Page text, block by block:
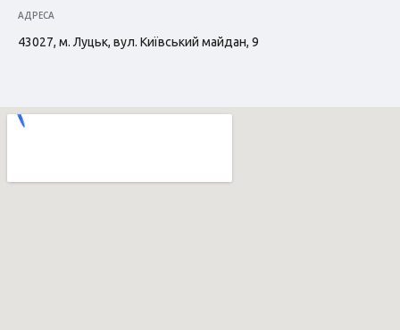
АДРЕСА
43027, м. Луцьк, вул. Київський майдан, 9